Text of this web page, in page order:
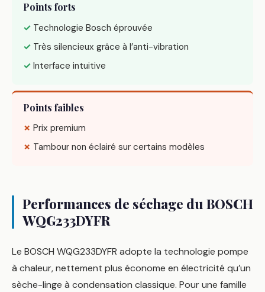
Points forts
✓ Technologie Bosch éprouvée
✓ Très silencieux grâce à l’anti-vibration
✓ Interface intuitive
Points faibles
✗ Prix premium
✗ Tambour non éclairé sur certains modèles
Performances de séchage du BOSCH
WQG233DYFR
Le BOSCH WQG233DYFR adopte la technologie pompe
à chaleur, nettement plus économe en électricité qu’un
sèche-linge à condensation classique. Pour une famille